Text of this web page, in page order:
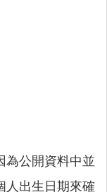
為公開資料中並
人出生日期來確